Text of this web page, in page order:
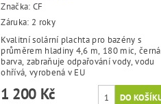
Značka: CF
Záruka: 2 roky
Kvalitní solární plachta pro bazény s
průměrem hladiny 4,6 m, 180 mic, černá
barva, zabraňuje odpařování vody, vodu
ohřívá, vyrobená v EU
1 200 Kč